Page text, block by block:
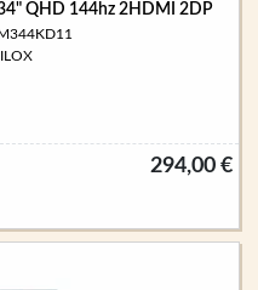
QHD 144hz 2HDMI 2DP
294,00 €